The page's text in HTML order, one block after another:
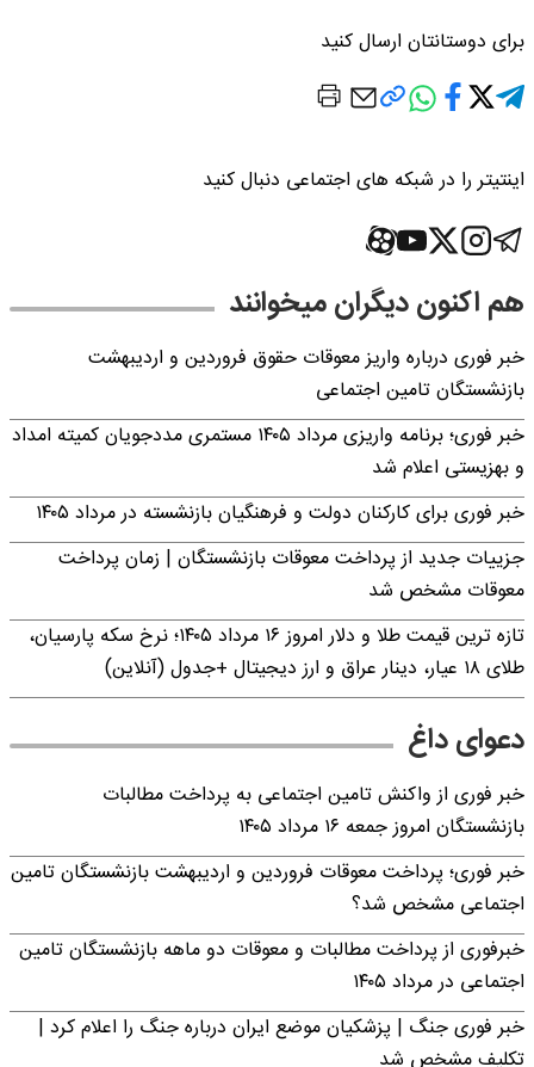
برای دوستانتان ارسال کنید
اینتیتر را در شبکه های اجتماعی دنبال کنید
هم اکنون دیگران میخوانند
خبر فوری درباره واریز معوقات حقوق فروردین و اردیبهشت
بازنشستگان تامین اجتماعی
خبر فوری؛ برنامه واریزی مرداد ۱۴۰۵ مستمری مددجویان کمیته امداد
و بهزیستی اعلام شد
خبر فوری برای کارکنان دولت و فرهنگیان بازنشسته در مرداد ۱۴۰۵
جزییات جدید از پرداخت معوقات بازنشستگان | زمان پرداخت
معوقات مشخص شد
تازه ترین قیمت طلا و دلار امروز ۱۶ مرداد ۱۴۰۵؛ نرخ سکه پارسیان،
طلای ۱۸ عیار، دینار عراق و ارز دیجیتال +جدول (آنلاین)
دعوای داغ
خبر فوری از واکنش تامین اجتماعی به پرداخت مطالبات
بازنشستگان امروز جمعه ۱۶ مرداد ۱۴۰۵
خبر فوری؛ پرداخت معوقات فروردین و اردیبهشت بازنشستگان تامین
اجتماعی مشخص شد؟
خبرفوری از پرداخت مطالبات و معوقات دو ماهه بازنشستگان تامین
اجتماعی در مرداد ۱۴۰۵
خبر فوری جنگ | پزشکیان موضع ایران درباره جنگ را اعلام کرد |
تکلیف مشخص شد